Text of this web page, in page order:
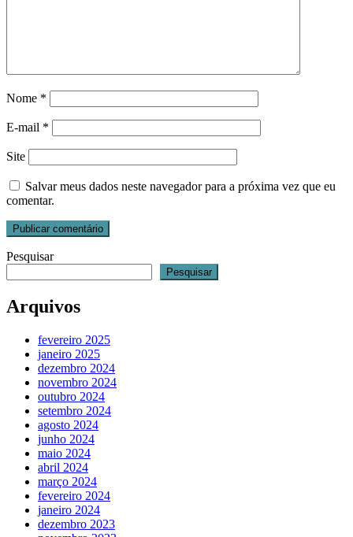
Nome *
E-mail *
Site
Salvar meus dados neste navegador para a próxima vez que eu
comentar.
Pesquisar
Pesquisar
Arquivos
fevereiro 2025
janeiro 2025
dezembro 2024
novembro 2024
outubro 2024
setembro 2024
agosto 2024
junho 2024
maio 2024
abril 2024
março 2024
fevereiro 2024
janeiro 2024
dezembro 2023